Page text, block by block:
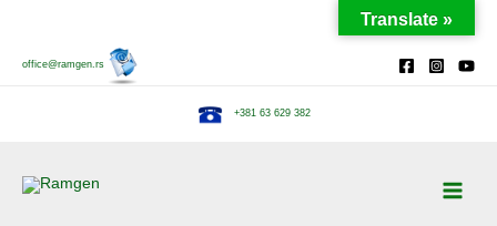
content
office@ramgen.rs
+381 63 629 382
Translate »